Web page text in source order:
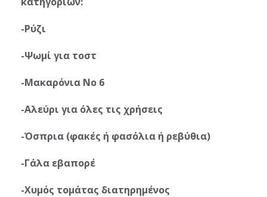
-Ρύζι
-Ψωμί για τοστ
-Μακαρόνια Νο 6
-Αλεύρι για όλες τις χρήσεις
-Όσπρια (φακές ή φασόλια ή ρεβύθια)
-Γάλα εβαπορέ
-Χυμός τομάτας διατηρημένος